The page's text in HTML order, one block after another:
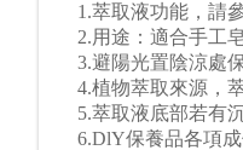
1.萃取液功能，請
2.用途：適合手工
3.避陽光置陰涼處
4.植物萃取來源，
5.萃取液底部若有
6.DlY保養品各項